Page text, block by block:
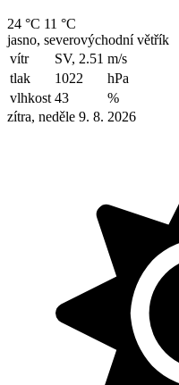
24 °C 11 °C
jasno, severovýchodní větřík
vítr
SV, 2.51 m/s
tlak
1022
hPa
vlhkost 43
%
zítra, neděle 9. 8. 2026